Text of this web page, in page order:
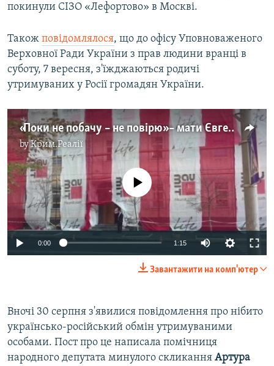
покинули СІЗО «Лефортово» в Москві.
Також повідомлялося, що до офісу Уповноваженого
Верховної Ради України з прав людини вранці в
суботу, 7 вересня, з'їжджаються родичі
утримуваних у Росії громадян України.
«Поки не побачу – не повірю» – мати Євгена Панова біля офісу омбудсмена (відео)
byКрим.Реалії
No media source currently available
0:00 1:15
Завантажити на комп'ютер
Вночі 30 серпня з'явилися повідомлення про нібито
українсько-російський обмін утримуваними
особами. Пост про це написала помічниця
народного депутата минулого скликання Артура